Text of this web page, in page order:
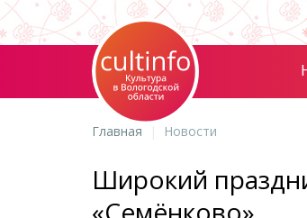
Главная Новости
Широкий